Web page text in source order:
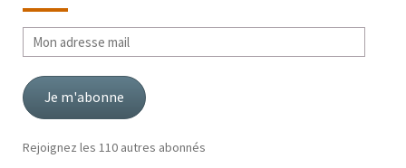
Mon
adresse
mail
Je m'abonne
Rejoignez les 110 autres abonnés